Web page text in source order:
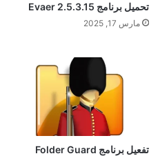
تحميل برنامج Evaer 2.5.3.15
مارس 17, 2025
تفعيل برنامج Folder Guard